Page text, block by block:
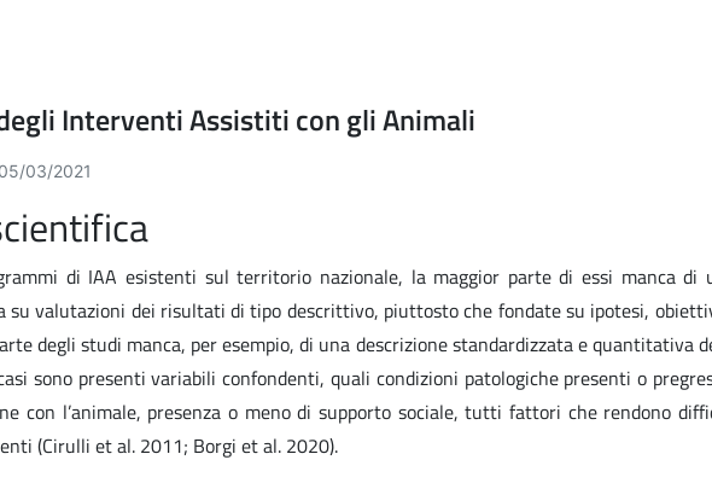
Interventi Assistiti con gli Animali
03/2021
di IAA esistenti sul territorio nazionale, la maggior parte di essi manca di
su valutazioni dei risultati di tipo descrittivo, piuttosto che fondate su ipotesi,
degli studi manca, per esempio, di una descrizione standardizzata e quantitativa
sono presenti variabili confondenti, quali condizioni patologiche presenti o
con l’animale, presenza o meno di supporto sociale, tutti fattori che rendono
(Cirulli et al. 2011; Borgi et al. 2020).